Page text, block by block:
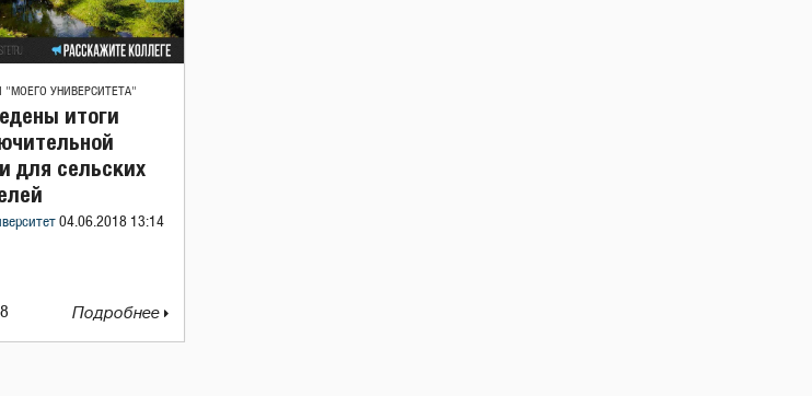
"МОЕГО УНИВЕРСИТЕТА"
итоги
для сельских
04.06.2018 13:14
Подробнее